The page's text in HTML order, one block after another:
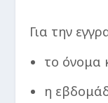
Για την
το όνομα
η